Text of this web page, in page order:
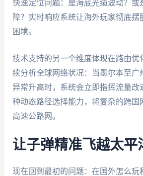
快速定位问题：是海底光缆波动？或
障？实时响应系统让海外玩家彻底
困境。
技术支持的另一个维度体现在路由优
续分析全球网络状况：当墨尔本至广
异常升高时，系统会立即指挥流量改
种动态路径选择能力，将复杂的跨国
高速公路网。
让子弹精准飞越太平
现在回到最初的问题：在国外怎么玩